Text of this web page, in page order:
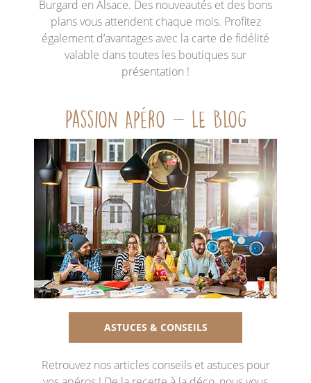
Burgard en Alsace. Des nouveautés et des bons
plans vous attendent chaque mois. Profitez
également d’avantages avec la carte de fidélité
valable dans toutes les boutiques sur
présentation !
Passion Apéro - Le Blog
ASTUCES & CONSEILS
Retrouvez nos articles conseils et astuces pour